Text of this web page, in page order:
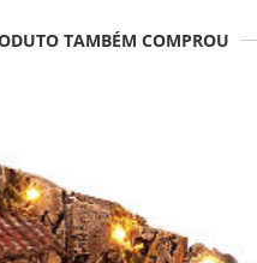
TAMBÉM COMPROU